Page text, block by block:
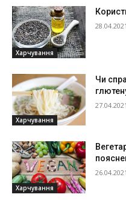
Харчування
28.04.2021
Харчування
Чи
27.04.2021
Харчування
26.04.2021